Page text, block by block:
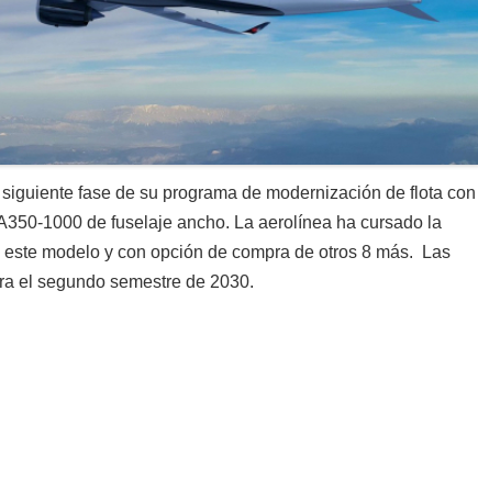
fase de su programa de modernización de flota con
1000 de fuselaje ancho. La aerolínea ha cursado la
modelo y con opción de compra de otros 8 más. Las
el segundo semestre de 2030.